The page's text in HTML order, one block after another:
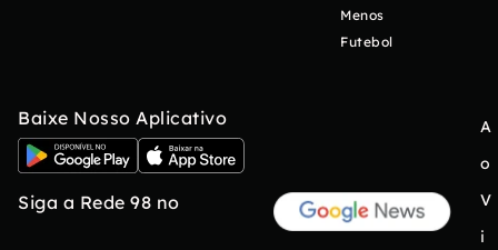
Menos
Futebol
Baixe Nosso Aplicativo
Siga a Rede 98 no
A
o
V
i